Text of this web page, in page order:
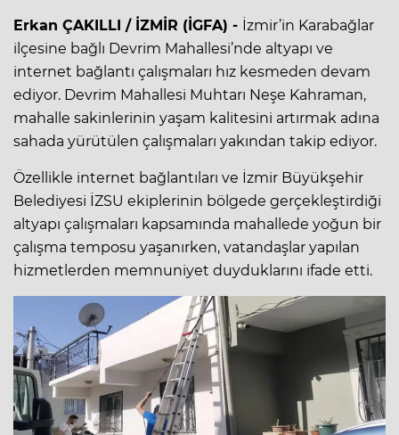
Erkan ÇAKILLI / İZMİR (İGFA) - İzmir’in Karabağlar
ilçesine bağlı Devrim Mahallesi’nde altyapı ve
internet bağlantı çalışmaları hız kesmeden devam
ediyor. Devrim Mahallesi Muhtarı Neşe Kahraman,
mahalle sakinlerinin yaşam kalitesini artırmak adına
sahada yürütülen çalışmaları yakından takip ediyor.
Özellikle internet bağlantıları ve İzmir Büyükşehir
Belediyesi İZSU ekiplerinin bölgede gerçekleştirdiği
altyapı çalışmaları kapsamında mahallede yoğun bir
çalışma temposu yaşanırken, vatandaşlar yapılan
hizmetlerden memnuniyet duyduklarını ifade etti.